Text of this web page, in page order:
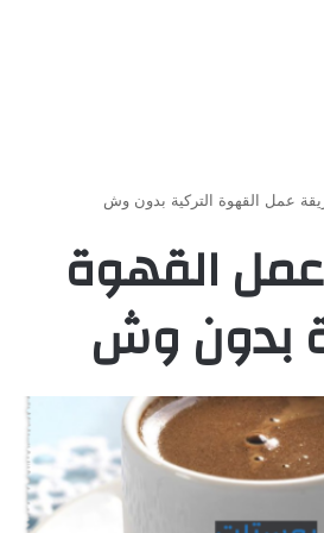
عمل القهوة التركية بدون وش
القهوة
بدون وش